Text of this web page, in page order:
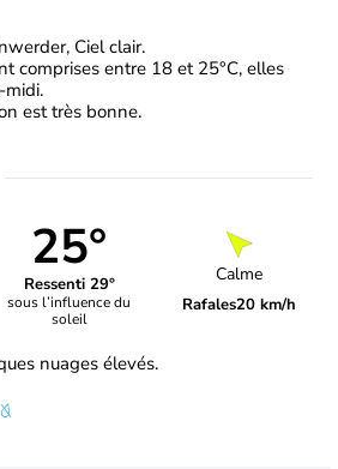
Ciel clair.
comprises entre 18 et 25°C, elles
midi.
est très bonne.
25°
Ressenti 29°
sous l’influence du
soleil
Calme
Rafales20 km/h
nuages élevés.